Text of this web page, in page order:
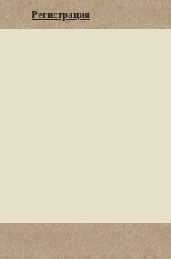
Регистрация